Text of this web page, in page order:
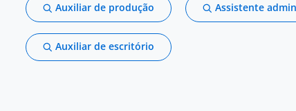
Auxiliar de produção Assistente
Auxiliar de escritório